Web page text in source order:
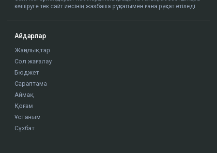
көшіруге тек сайт иесінің жазбаша рұқсатымен ғана рұқсат етіледі.
Айдарлар
Жаңалықтар
Сол жағалау
Бюджет
Сараптама
Аймақ
Қоғам
Ұстаным
Сұхбат